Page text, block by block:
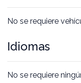
No se requiere
Idiomas
No se requiere